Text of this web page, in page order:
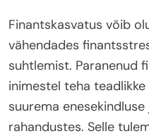
Finantskasvatus võib
vähendades
suhtlemist. Paranenud
inimestel teha
suurema
rahandustes. Selle